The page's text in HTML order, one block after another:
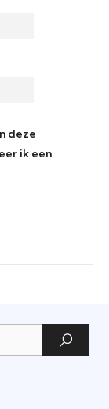
deze
ik een